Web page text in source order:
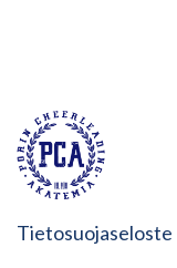
Tietosuojaseloste